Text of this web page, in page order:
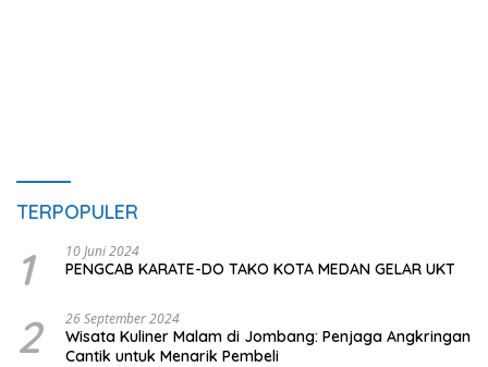
TERPOPULER
1 10 Juni 2024
PENGCAB KARATE-DO TAKO KOTA MEDAN GELAR UKT
2 26 September 2024
Wisata Kuliner Malam di Jombang: Penjaga Angkringan
Cantik untuk Menarik Pembeli